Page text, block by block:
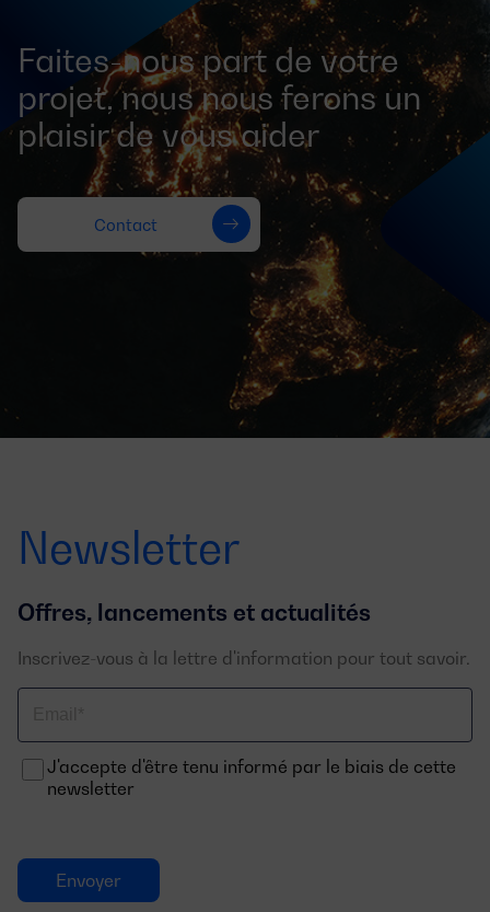
Faites-nous part de votre
projet, nous nous ferons un
plaisir de vous aider
Contact
Newsletter
Offres, lancements et actualités
Inscrivez-vous à la lettre d'information pour tout savoir.
J'accepte d'être tenu informé par le biais de cette
newsletter